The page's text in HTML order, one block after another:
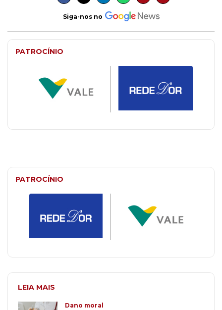
Siga-nos no
PATROCÍNIO
PATROCÍNIO
LEIA MAIS
Dano moral